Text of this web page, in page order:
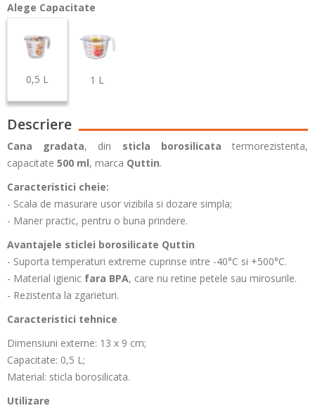
Alege Capacitate
0,5 L 1 L
Descriere
Cana gradata, din sticla borosilicata termorezistenta,
capacitate 500 ml, marca Quttin.
Caracteristici cheie:
- Scala de masurare usor vizibila si dozare simpla;
- Maner practic, pentru o buna prindere.
Avantajele sticlei borosilicate Quttin
- Suporta temperaturi extreme cuprinse intre -40°C si +500°C.
- Material igienic fara BPA, care nu retine petele sau mirosurile.
- Rezistenta la zgarieturi.
Caracteristici tehnice
Dimensiuni externe: 13 x 9 cm;
Capacitate: 0,5 L;
Material: sticla borosilicata.
Utilizare